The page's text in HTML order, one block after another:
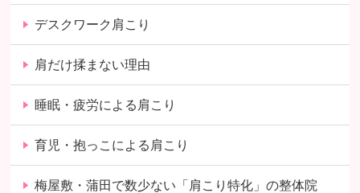
デスクワーク肩こり
肩だけ揉まない理由
睡眠・疲労による肩こり
育児・抱っこによる肩こり
梅屋敷・蒲田で数少ない「肩こり特化」の整体院